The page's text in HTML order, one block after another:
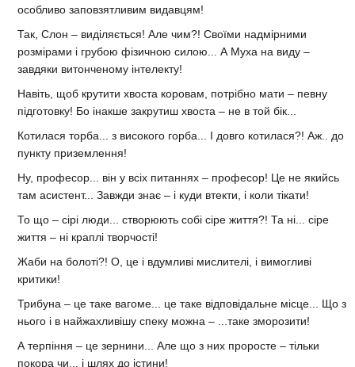
особливо заповзятливим видавцям!
Так, Слон – виділяється! Але чим?! Своїми надмірними
розмірами і грубою фізичною силою... А Муха на виду –
завдяки витонченому інтелекту!
Навіть, щоб крутити хвоста коровам, потрібно мати – певну
підготовку! Бо інакше закрутиш хвоста – не в той бік...
Котилася торба... з високого горба... І довго котилася?! Аж.. до
пункту приземлення!
Ну, професор... він у всіх питаннях – професор! Це не якийсь
там асистент... Завжди знає – і куди втекти, і коли тікати!
То що – сірі люди... створюють собі сіре життя?! Та ні... сіре
життя – ні краплі творчості!
Жаби на болоті?! О, це і вдумливі мислителі, і вимогливі
критики!
Трибуна – це таке вагоме... це таке відповідальне місце... Що з
нього і в найжахливішу спеку можна – ...таке зморозити!
А терпіння – це зернини... Але що з них проросте – тільки
покора чи... і шлях до істини!